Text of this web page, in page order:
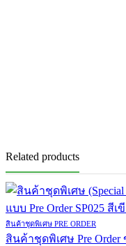
Related products
สินค้าชุดพิเศษ PRE ORDER
สินค้าชุดพิเศษ Pre